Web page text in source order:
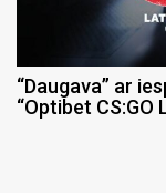
“Daugava” ar
“Optibet CS:GO